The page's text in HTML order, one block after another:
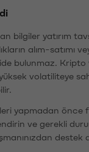
bilgiler yatırım
alım-satımı
bulunmaz. Kripto
volatiliteye
yapmadan önce
ve gerekli
destek